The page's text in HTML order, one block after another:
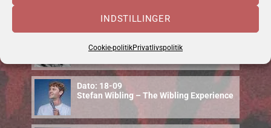
INDSTILLINGER
Cookie-politikPrivatlivspolitik
Uffe Steen Trio & Vestbo Trio
Dato: 18-09
Stefan Wibling – The Wibling Experience